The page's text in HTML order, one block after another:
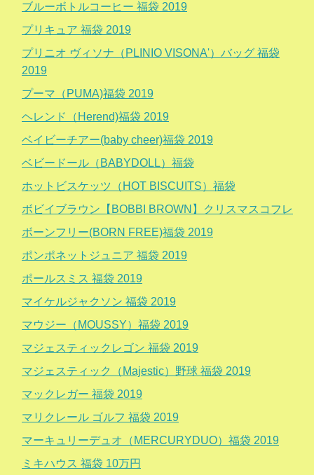
ブルーボトルコーヒー 福袋 2019
プリキュア 福袋 2019
プリニオ ヴィソナ（PLINIO VISONA'）バッグ 福袋
2019
プーマ（PUMA)福袋 2019
ヘレンド（Herend)福袋 2019
ベイビーチアー(baby cheer)福袋 2019
ベビードール（BABYDOLL）福袋
ホットビスケッツ（HOT BISCUITS）福袋
ボビイブラウン【BOBBI BROWN】クリスマスコフレ
ボーンフリー(BORN FREE)福袋 2019
ポンポネットジュニア 福袋 2019
ポールスミス 福袋 2019
マイケルジャクソン 福袋 2019
マウジー（MOUSSY）福袋 2019
マジェスティックレゴン 福袋 2019
マジェスティック（Majestic）野球 福袋 2019
マックレガー 福袋 2019
マリクレール ゴルフ 福袋 2019
マーキュリーデュオ（MERCURYDUO）福袋 2019
ミキハウス 福袋 10万円